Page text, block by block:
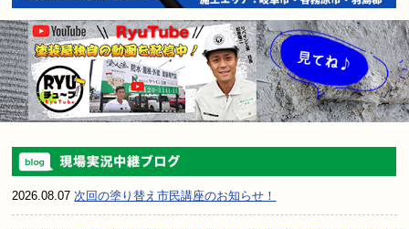
2026.08.07次回の塗り替え市民講座のお知らせ！